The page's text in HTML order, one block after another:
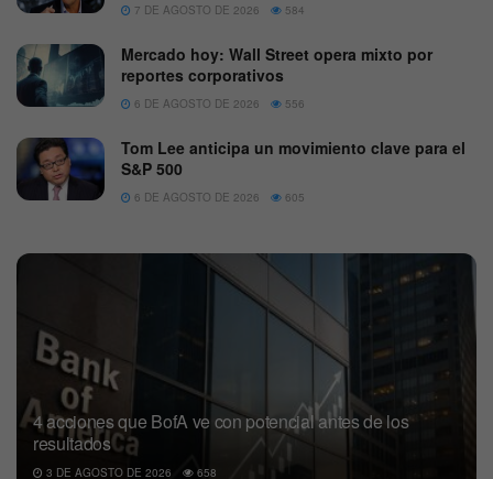
7 DE AGOSTO DE 2026 584
Mercado hoy: Wall Street opera mixto por
reportes corporativos
6 DE AGOSTO DE 2026 556
Tom Lee anticipa un movimiento clave para el
S&P 500
6 DE AGOSTO DE 2026 605
4 acciones que BofA ve con potencial antes de los
resultados
3 DE AGOSTO DE 2026 658